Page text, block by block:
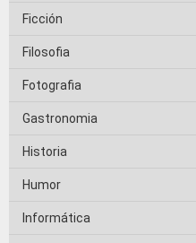
Ficción
Filosofia
Fotografia
Gastronomia
Historia
Humor
Informática